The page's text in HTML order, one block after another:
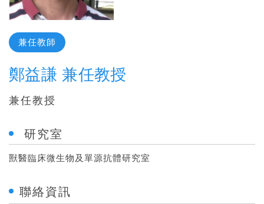
兼任教師
鄭益謙 兼任教授
兼任教授
研究室
獸醫臨床微生物及單源抗體研究室
聯絡資訊